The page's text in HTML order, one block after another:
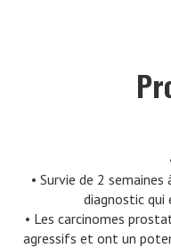
• Survie de 2
diagnostic
• Les carcinomes
agressifs et ont un